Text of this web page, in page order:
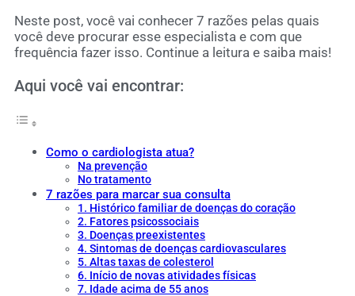
Neste post, você vai conhecer 7 razões pelas quais
você deve procurar esse especialista e com que
frequência fazer isso. Continue a leitura e saiba mais!
Aqui você vai encontrar:
Como o cardiologista atua?
Na prevenção
No tratamento
7 razões para marcar sua consulta
1. Histórico familiar de doenças do coração
2. Fatores psicossociais
3. Doenças preexistentes
4. Sintomas de doenças cardiovasculares
5. Altas taxas de colesterol
6. Início de novas atividades físicas
7. Idade acima de 55 anos